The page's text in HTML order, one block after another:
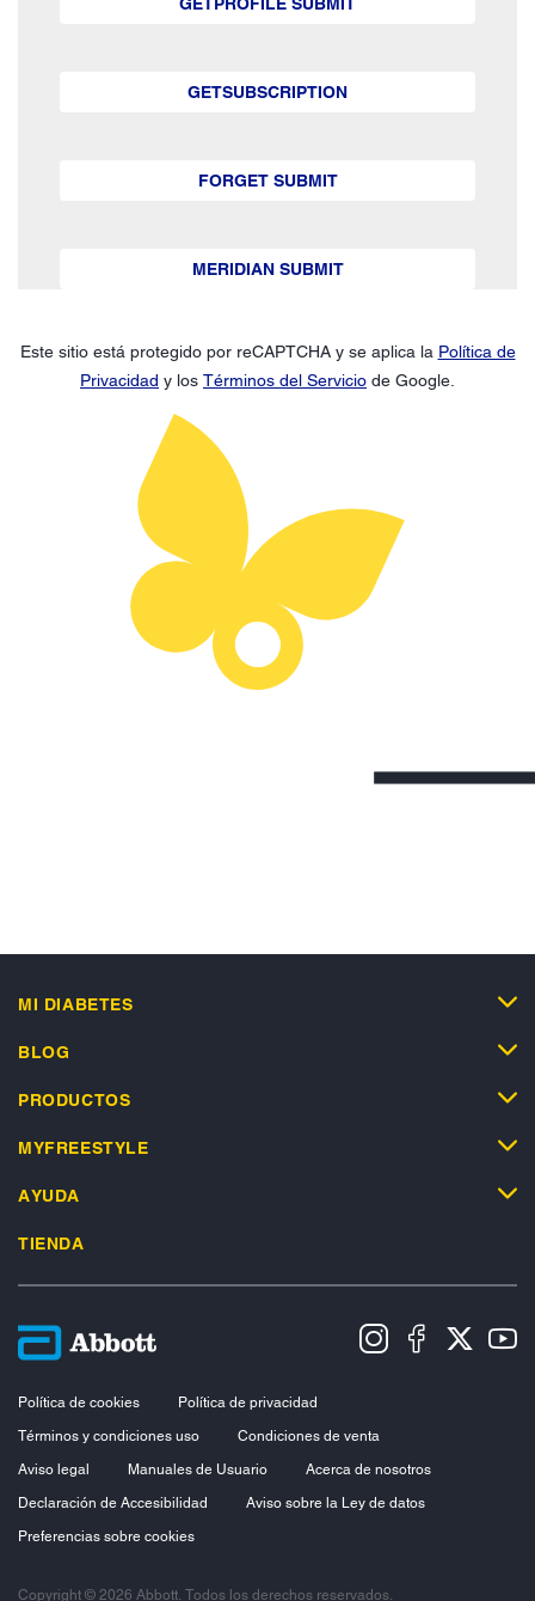
GETSUBSCRIPTION
FORGET SUBMIT
MERIDIAN SUBMIT
Este sitio está protegido por reCAPTCHA y se aplica la Política de
Privacidad y los Términos del Servicio de Google.
MI DIABETES
BLOG
PRODUCTOS
MYFREESTYLE
AYUDA
TIENDA
Política de cookies
Política de privacidad
Términos y condiciones uso
Condiciones de venta
Aviso legal
Manuales de Usuario
Acerca de nosotros
Declaración de Accesibilidad
Aviso sobre la Ley de datos
Preferencias sobre cookies
Copyright © 2026 Abbott. Todos los derechos reservados.